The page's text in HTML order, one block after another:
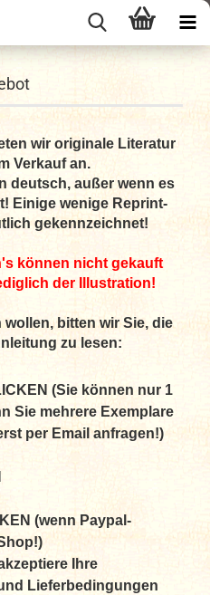
wir originale Literatur
Verkauf an.
deutsch, außer wenn es
Einige wenige Reprint-
gekennzeichnet!
können nicht gekauft
der Illustration!
bitten wir Sie, die
zu lesen:
(Sie können nur 1
Sie mehrere Exemplare
per Email anfragen!)
(wenn Paypal-
Ihre
Lieferbedingungen